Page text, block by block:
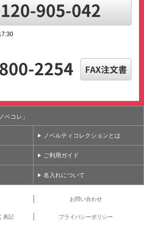
ベコレ」
ノベルティコレクションとは
ご利用ガイド
名入れについて
お問い合わせ
表記 プライバシーポリシー